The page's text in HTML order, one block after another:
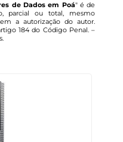
de Dados em Poá" é de
parcial ou total, mesmo
a autorização do autor.
184 do Código Penal. –
.